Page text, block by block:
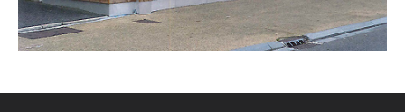
Téléphoner à l'agence